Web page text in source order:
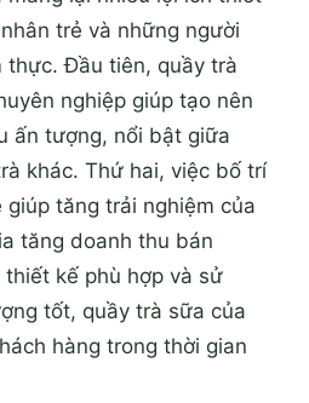
trẻ và những người
thực. Đầu tiên, quầy trà
nghiệp giúp tạo nên
ấn tượng, nổi bật giữa
khác. Thứ hai, việc bố trí
giúp tăng trải nghiệm của
tăng doanh thu bán
thiết kế phù hợp và sử
tốt, quầy trà sữa của
hàng trong thời gian